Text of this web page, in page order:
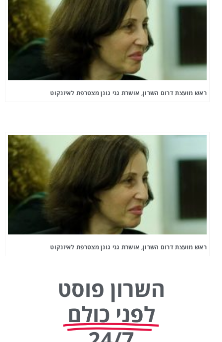
ראש מועצת דרום השרון, אושרת גני גונן מצטרפת לאיזנקוט
ראש מועצת דרום השרון, אושרת גני גונן מצטרפת לאיזנקוט
השרון פוסט
לפני כולם